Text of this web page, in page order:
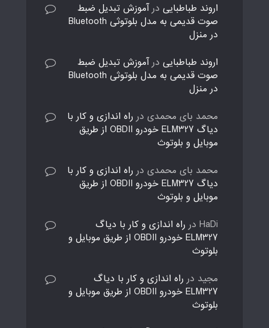
اروند طباطبایی درآموزش تبدیل ضبط
صوت قدیمی به مدل بلوتوثی Bluetooth
در منزل
اروند طباطبایی درآموزش تبدیل ضبط
صوت قدیمی به مدل بلوتوثی Bluetooth
در منزل
محمد بای محمدی در راه اندازی و کار با
دیاگ ELM327 خودرو OBDII از طریق
موبایل و بلوتوث
محمد بای محمدی در راه اندازی و کار با
دیاگ ELM327 خودرو OBDII از طریق
موبایل و بلوتوث
HaDi در راه اندازی و کار با دیاگ
ELM327 خودرو OBDII از طریق موبایل و
بلوتوث
مجید در راه اندازی و کار با دیاگ
ELM327 خودرو OBDII از طریق موبایل و
بلوتوث